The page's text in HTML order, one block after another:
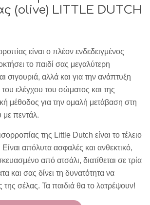
(olive) LITTLE DUTCH
είναι ο πλέον ενδεδειγμένος
το παιδί σας μεγαλύτερη
σιγουριά, αλλά και για την ανάπτυξη
του ελέγχου του σώματος και της
μέθοδος για την ομαλή μετάβαση στη
πεντάλ.
της Little Dutch είναι το τέλειο
απόλυτα ασφαλές και ανθεκτικό,
από ατσάλι, διατίθεται σε τρία
και σας δίνει τη δυνατότητα να
της σέλας. Τα παιδιά θα το λατρέψουν!